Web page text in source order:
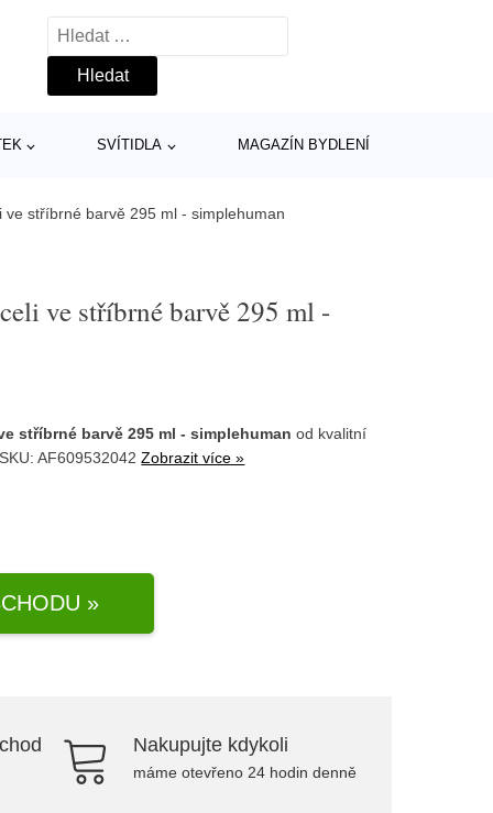
Vyhledávání
SVÍTIDLA MAGAZÍN BYDLENÍ
stříbrné barvě 295 ml - simplehuman
ve stříbrné barvě 295 ml -
stříbrné barvě 295 ml - simplehuman od kvalitní
AF609532042Zobrazit více »
»
Nakupujte kdykoli
máme otevřeno 24 hodin denně